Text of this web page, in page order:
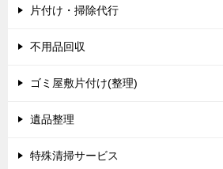
片付け・掃除代行
不用品回収
ゴミ屋敷片付け(整理)
遺品整理
特殊清掃サービス